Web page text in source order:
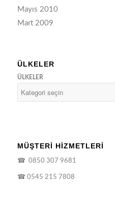
Mayıs 2010
Mart 2009
ÜLKELER
ÜLKELER
MÜŞTERİ HİZMETLERİ
☎0850 307 9681
☎0545 215 7808